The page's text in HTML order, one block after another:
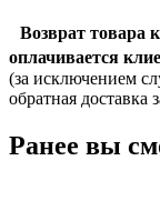
Возврат товара
оплачивается
(за исключением
обратная доставка
Ранее вы